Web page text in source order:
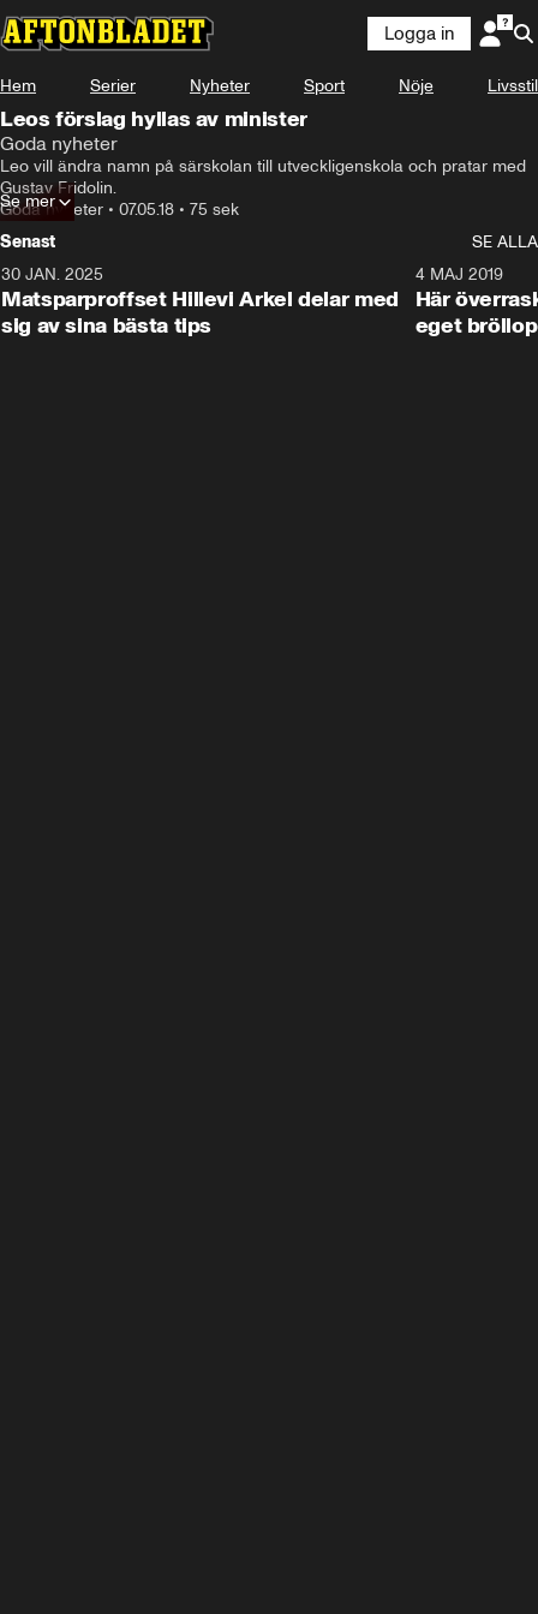
Logga in
Hem Serier Nyheter Sport Nöje Livsstil
Leos förslag hyllas av minister
Goda nyheter
Leo vill ändra namn på särskolan till utveckligenskola och pratar med
Gustav Fridolin.
Goda nyheter • 07.05.18 • 75 sek
Se mer
Senast
SE ALLA
30 JAN. 2025
Matsparproffset Hillevi Arkel delar med
sig av sina bästa tips
4 MAJ 2019
Här
eget bröllop